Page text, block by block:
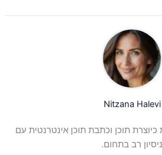
Nitzana Halevi
45, ועובדת כיוצרת תוכן וכתבת תוכן אינטרנטית עם
ניסיון רב בתחום.